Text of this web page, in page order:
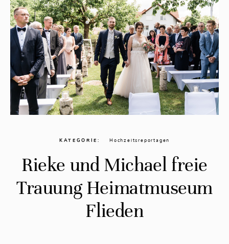
KATEGORIE Hochzeitsreportagen
Rieke und Michael freie
Trauung Heimatmuseum
Flieden